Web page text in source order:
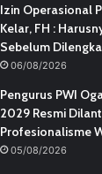
Izin Operasional
Kelar, FH :
Sebelum
06/08/2026
Pengurus PWI
2029 Resmi
Profesionalisme
05/08/2026